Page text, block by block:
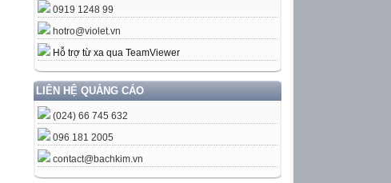
0919 1248 99
hotro@violet.vn
Hỗ trợ từ xa qua TeamViewer
LIÊN HỆ QUẢNG CÁO
(024) 66 745 632
096 181 2005
contact@bachkim.vn